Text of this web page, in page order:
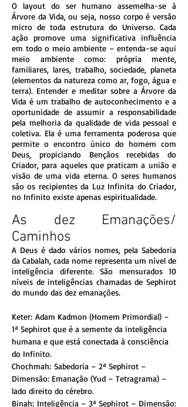
O layout do ser humano assemelha-se à
Árvore da Vida, ou seja, nosso corpo é versão
micro de toda estrutura do Universo. Cada
ação promove uma significativa influência
em todo o meio ambiente – entenda-se aqui
meio ambiente como: própria mente,
familiares, lares, trabalho, sociedade, planeta
(elementos da natureza como ar, fogo, água e
terra). Entender e meditar sobre a Árvore da
Vida é um trabalho de autoconhecimento e a
oportunidade de assumir a responsabilidade
pela melhoria da qualidade de vida pessoal e
coletiva. Ela é uma ferramenta poderosa que
permite o encontro único do homem com
Deus, propiciando Bençãos recebidas do
Criador, para aqueles que praticam a união e
visão de uma vida eterna. O seres humanos
são os recipientes da Luz Infinita do Criador,
no Infinito existe apenas espiritualidade.
As dez Emanações/
Caminhos
A Deus é dado vários nomes, pela Sabedoria
da Cabalah, cada nome representa um nível de
inteligência diferente. São mensurados 10
níveis de inteligências chamadas de Sephirot
do mundo das dez emanações.
Keter: Adam Kadmon (Homem Primordial) –
1ª Sephirot que é a semente da inteligência
humana e que está conectada à consciência
do Infinito.
Chochmah: Sabedoria – 2ª Sephirot –
Dimensão: Emanação (Yud – Tetragrama) –
lado direito do cérebro.
Binah: Inteligência – 3ª Sephirot – Dimensão: